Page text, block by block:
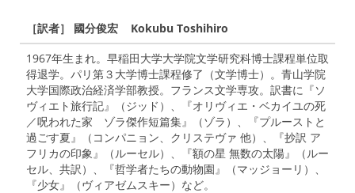
［訳者］ 國分俊宏 Kokubu Toshihiro
1967年生まれ。早稲田大学大学院文学研究科博士課程単位取
得退学。パリ第３大学博士課程修了（文学博士）。青山学院
大学国際政治経済学部教授。フランス文学専攻。訳書に『ソ
ヴィエト旅行記』（ジッド）、『オリヴィエ・ベカイユの死
／呪われた家 ゾラ傑作短篇集』（ゾラ）、『プルーストと
過ごす夏』（コンパニョン、クリステヴァ 他）、『抄訳 ア
フリカの印象』（ルーセル）、『額の星 無数の太陽』（ルー
セル、共訳）、『哲学者たちの動物園』（マッジョーリ）、
『少女』（ヴィアゼムスキー）など。